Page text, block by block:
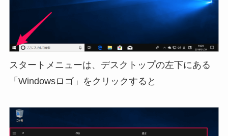
スタートメニューは、デスクトップの左下にある
「Windowsロゴ」をクリックすると